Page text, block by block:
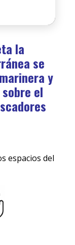
la
se
y
el
espacios del